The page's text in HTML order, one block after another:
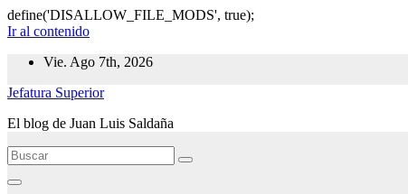
define('DISALLOW_FILE_MODS', true);
Ir al contenido
Vie. Ago 7th, 2026
Jefatura Superior
El blog de Juan Luis Saldaña